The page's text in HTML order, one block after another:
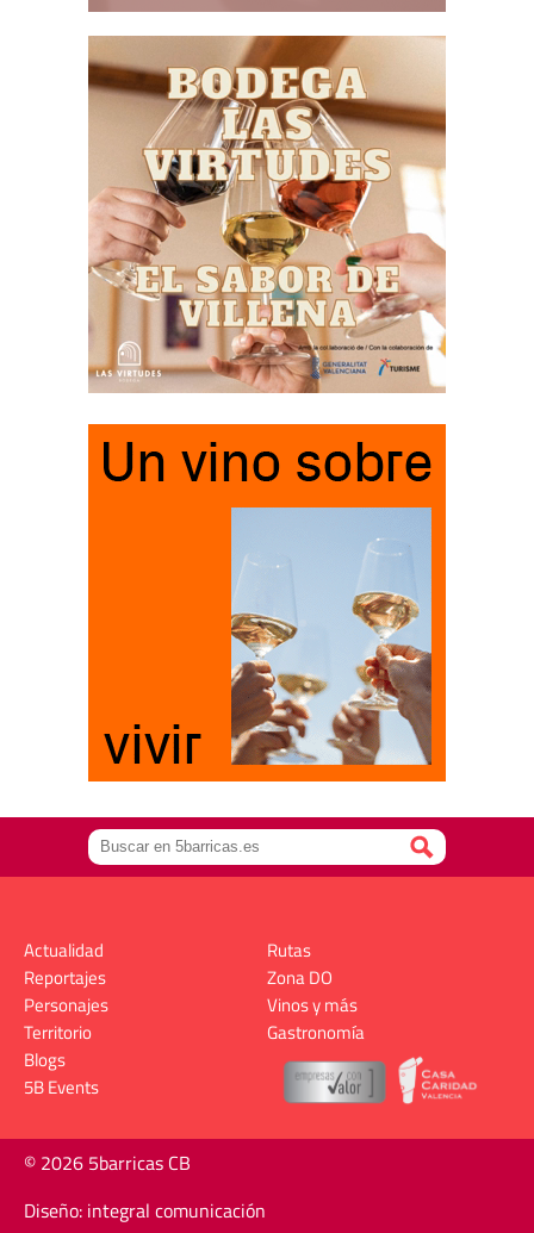
Actualidad
Reportajes
Personajes
Territorio
Rutas
Zona DO
Vinos y más
Gastronomía
Blogs
5B Events
© 2026 5barricas CB
Diseño: integral comunicación